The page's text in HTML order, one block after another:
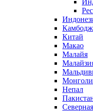
Китай
Макао
Малайя
Непал